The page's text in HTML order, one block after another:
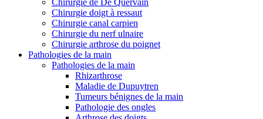
Chirurgie de De Quervain
Chirurgie doigt à ressaut
Chirurgie canal carpien
Chirurgie du nerf ulnaire
Chirurgie arthrose du poignet
Pathologies de la main
Pathologies de la main
Rhizarthrose
Maladie de Dupuytren
Tumeurs bénignes de la main
Pathologie des ongles